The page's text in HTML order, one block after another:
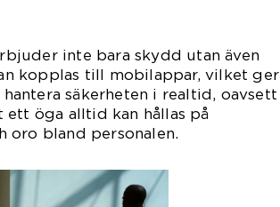
inte bara skydd utan även
kopplas till mobilappar, vilket ger
säkerheten i realtid, oavsett
öga alltid kan hållas på
oro bland personalen.